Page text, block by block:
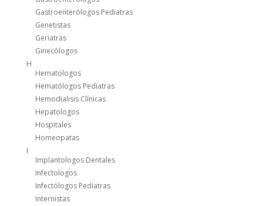
Gastroenterólogos Pediatras
Genetistas
Geriatras
Ginecólogos
H
Hematologos
Hematólogos Pediatras
Hemodialisis Clínicas
Hepatologos
Hospitales
Homeopatas
I
Implantologos Dentales
Infectologos
Infectólogos Pediatras
Internistas